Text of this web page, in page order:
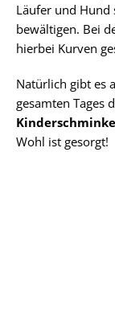
Läufer und Hund
bewältigen. Bei
hierbei Kurven
Natürlich gibt es
gesamten Tages
Wohl ist gesorgt!